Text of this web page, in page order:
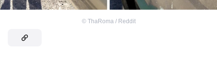
© ThaRoma / Reddit